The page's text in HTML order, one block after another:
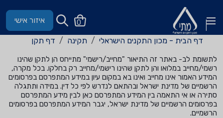
0 איזור אישי
דף הבית - מכון התקנים הישראלי תקינה דף תקן
לתשומת לב- באתר זה התיאור "מחייב/רישמי" מתייחס הן לתקן שהינו
רשמי/מחייב במלואו והן לתקן שהינו רישמי/מחייב רק בחלקו. בכל מקרה,
המידע האמור אינו מחייב ואינו בא במקום עיון במידע המתפרסם בפרסומים
הרשמיים של מדינת ישראל ובהתאם לנדרש לפי כל דין. במידה ותתגלה
סתירה או אי התאמה בין המידע המתפרסם כאן לבין מידע המתפרסם
בפרסומים הרשמיים של מדינת ישראל, יגבר המידע המתפרסם בפרסומים
הרשמיים.